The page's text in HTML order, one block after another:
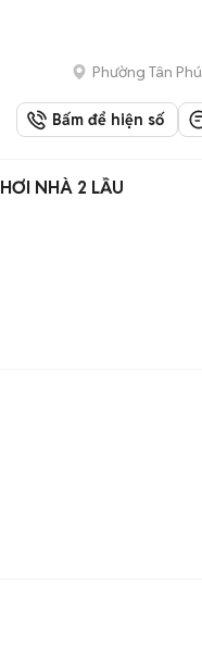
Phường Tân Phú
Bấm để hiện số
NHÀ 2 LẦU